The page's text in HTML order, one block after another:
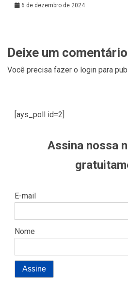
6 de dezembro de 2024
Deixe um comentário
Você precisa fazer o login para
[ays_poll id=2]
Assina nossa
E-mail
Nome